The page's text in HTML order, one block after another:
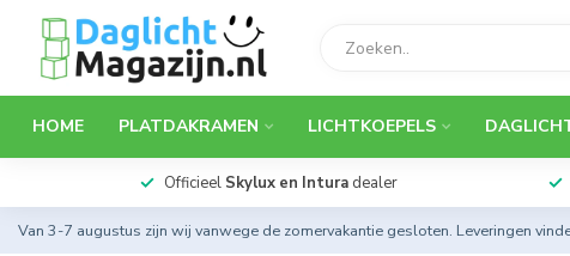
HOME PLATDAKRAMEN LICHTKOEPELS
Officieel Skylux en Intura dealer
Van 3-7 augustus zijn wij vanwege de zomervakantie gesloten. Leveringen